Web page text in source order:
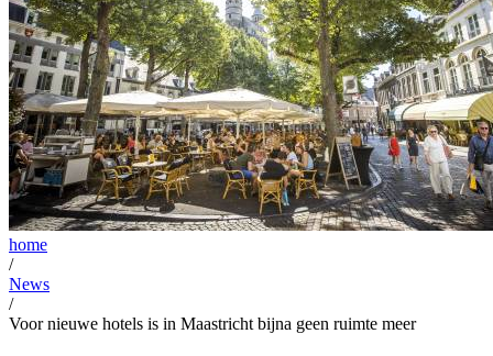
home
/
News
/
Voor nieuwe hotels is in Maastricht bijna geen ruimte meer